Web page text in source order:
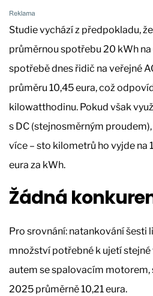
Studie vychází z předpokladu,
průměrnou spotřebu 20 kWh
spotřebě dnes řidič na veřejné
průměru 10,45 eura, což
kilowatthodinu. Pokud však
s DC (stejnosměrným
více – sto kilometrů ho vyjde na
eura za kWh.
Žádná
Pro srovnání: natankování šesti
množství potřebné k ujetí
autem se spalovacím motorem,
2025 průměrně 10,21 eura.